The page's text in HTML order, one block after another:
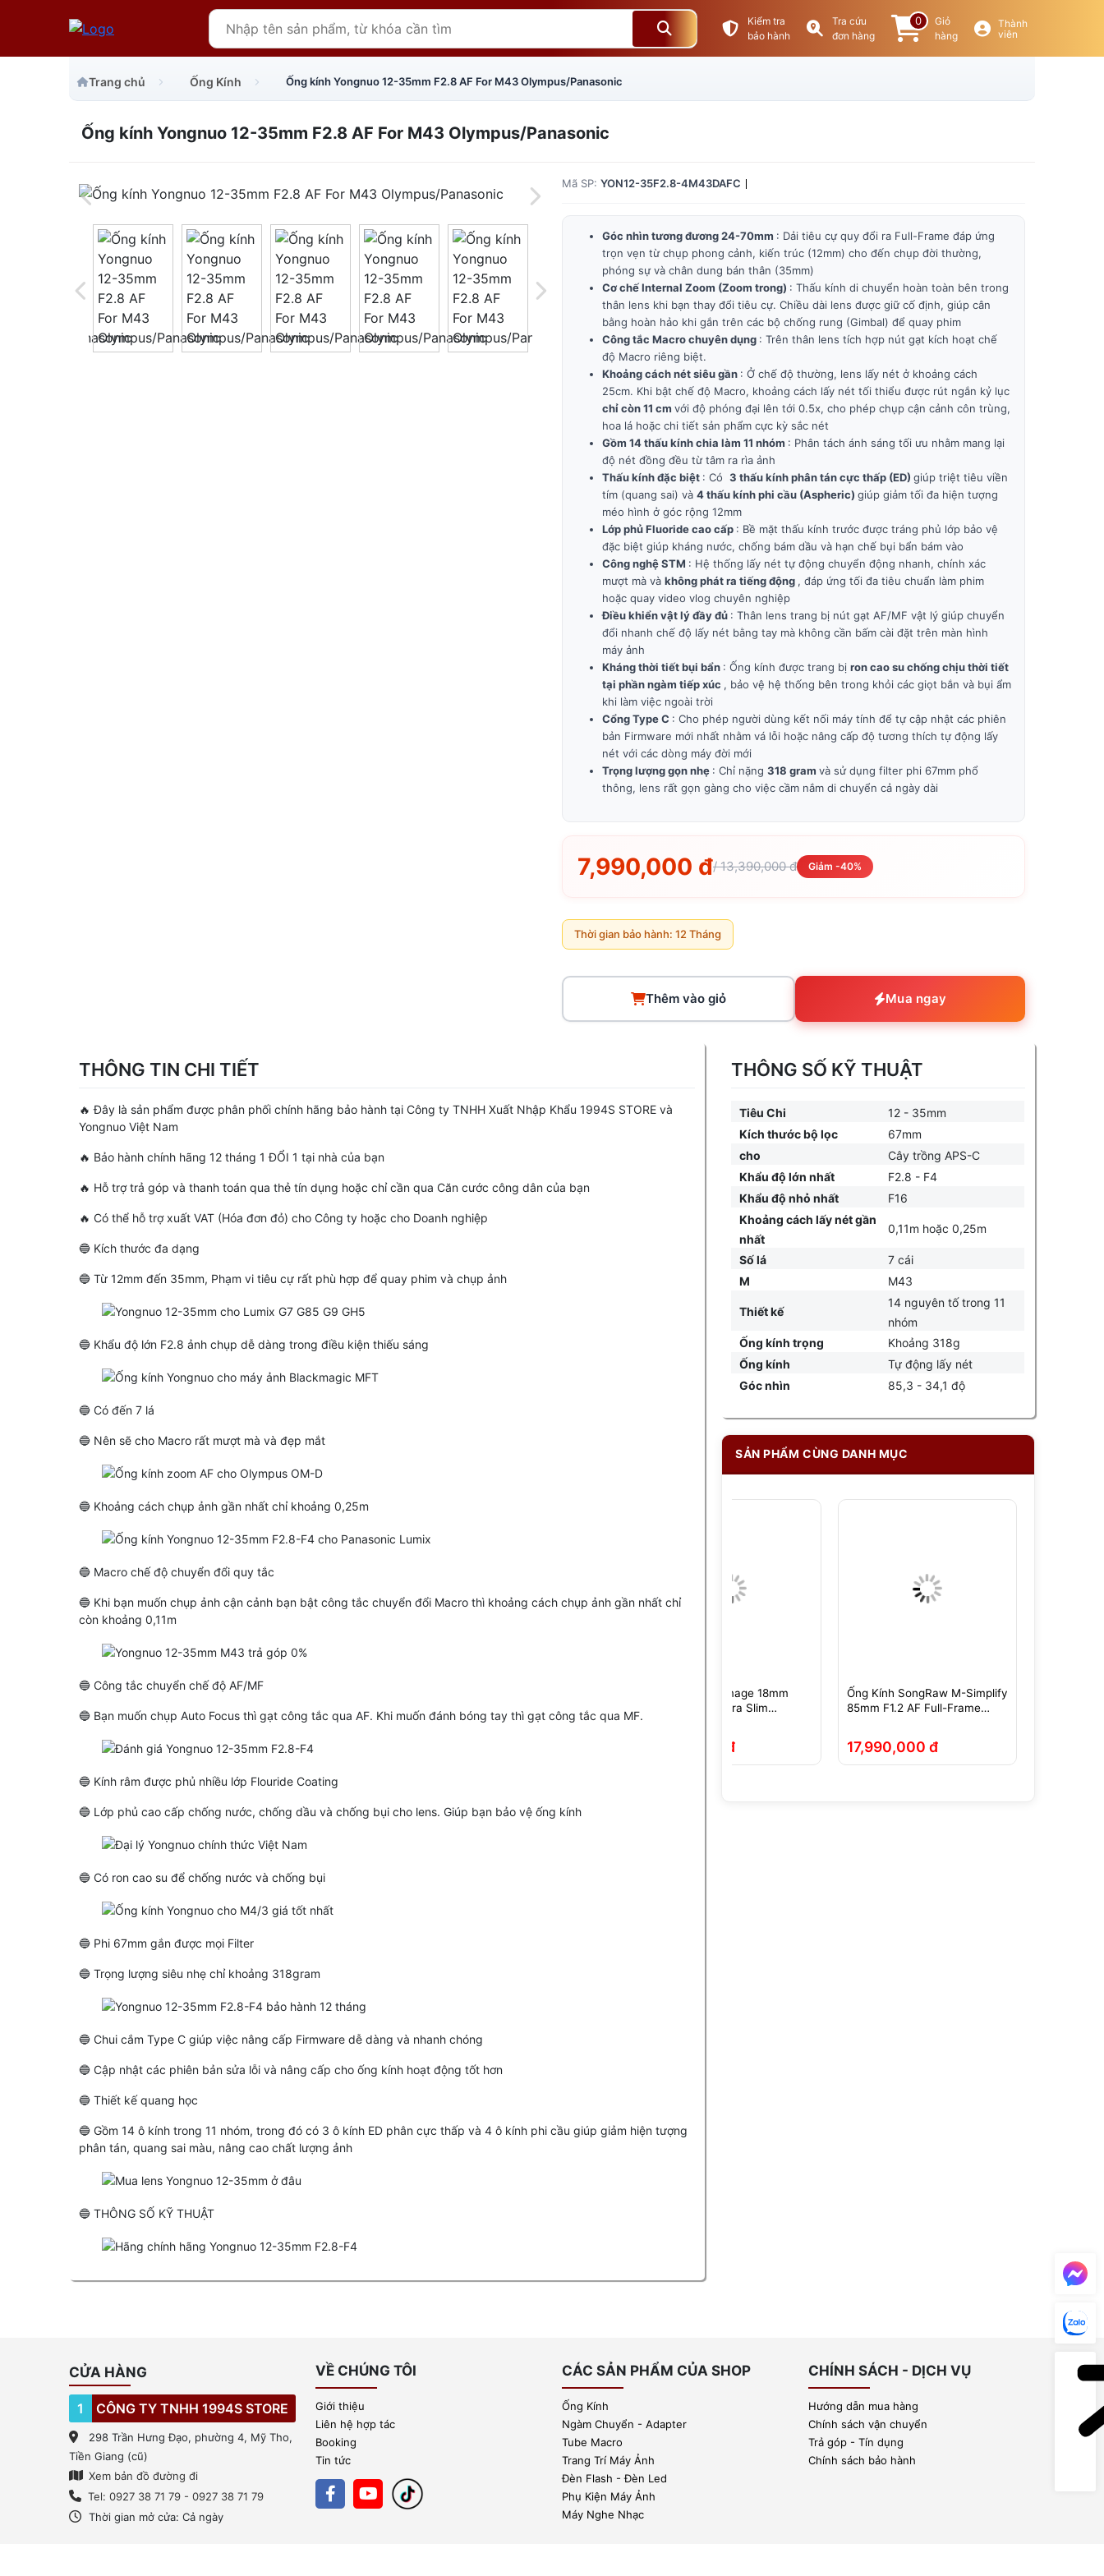
Kiểm tra
bảo hành
Tra cứu
đơn hàng
0
Giỏ
hàng
Thành
viên
Trang chủ Ống Kính Ống kính Yongnuo 12-35mm F2.8 AF For M43 Olympus/Panasonic
Ống kính Yongnuo 12-35mm F2.8 AF For M43 Olympus/Panasonic
Mã SP: YON12-35F2.8-4M43DAFC
Góc nhìn tương đương 24-70mm : Dải tiêu cự quy đổi ra Full-Frame đáp ứng
trọn vẹn từ chụp phong cảnh, kiến trúc (12mm) cho đến chụp đời thường,
phóng sự và chân dung bán thân (35mm)
Cơ chế Internal Zoom (Zoom trong) : Thấu kính di chuyển hoàn toàn bên trong
thân lens khi bạn thay đổi tiêu cự. Chiều dài lens được giữ cố định, giúp cân
bằng hoàn hảo khi gắn trên các bộ chống rung (Gimbal) để quay phim
Công tắc Macro chuyên dụng : Trên thân lens tích hợp nút gạt kích hoạt chế
độ Macro riêng biệt.
Khoảng cách nét siêu gần : Ở chế độ thường, lens lấy nét ở khoảng cách
25cm. Khi bật chế độ Macro, khoảng cách lấy nét tối thiểu được rút ngắn kỷ lục
chỉ còn 11 cm với độ phóng đại lên tới 0.5x, cho phép chụp cận cảnh côn trùng,
hoa lá hoặc chi tiết sản phẩm cực kỳ sắc nét
Gồm 14 thấu kính chia làm 11 nhóm : Phân tách ánh sáng tối ưu nhằm mang lại
độ nét đồng đều từ tâm ra rìa ảnh
Thấu kính đặc biệt : Có 3 thấu kính phân tán cực thấp (ED) giúp triệt tiêu viền
tím (quang sai) và 4 thấu kính phi cầu (Aspheric) giúp giảm tối đa hiện tượng
méo hình ở góc rộng 12mm
Lớp phủ Fluoride cao cấp : Bề mặt thấu kính trước được tráng phủ lớp bảo vệ
đặc biệt giúp kháng nước, chống bám dầu và hạn chế bụi bẩn bám vào
Công nghệ STM : Hệ thống lấy nét tự động chuyển động nhanh, chính xác
mượt mà và không phát ra tiếng động , đáp ứng tối đa tiêu chuẩn làm phim
hoặc quay video vlog chuyên nghiệp
Điều khiển vật lý đầy đủ : Thân lens trang bị nút gạt AF/MF vật lý giúp chuyển
đổi nhanh chế độ lấy nét bằng tay mà không cần bấm cài đặt trên màn hình
máy ảnh
Kháng thời tiết bụi bẩn : Ống kính được trang bị ron cao su chống chịu thời tiết
tại phần ngàm tiếp xúc , bảo vệ hệ thống bên trong khỏi các giọt bắn và bụi ẩm
khi làm việc ngoài trời
Cổng Type C : Cho phép người dùng kết nối máy tính để tự cập nhật các phiên
bản Firmware mới nhất nhằm vá lỗi hoặc nâng cấp độ tương thích tự động lấy
nét với các dòng máy đời mới
Trọng lượng gọn nhẹ : Chỉ nặng 318 gram và sử dụng filter phi 67mm phổ
thông, lens rất gọn gàng cho việc cầm nắm di chuyển cả ngày dài
7,990,000 đ/ 13,390,000 đ Giảm -40%
Thời gian bảo hành: 12 Tháng
Thêm vào giỏ Mua ngay
THÔNG TIN CHI TIẾT
🔥 Đây là sản phẩm được phân phối chính hãng bảo hành tại Công ty TNHH Xuất Nhập Khẩu 1994S STORE và
Yongnuo Việt Nam
🔥 Bảo hành chính hãng 12 tháng 1 ĐỔI 1 tại nhà của bạn
🔥 Hỗ trợ trả góp và thanh toán qua thẻ tín dụng hoặc chỉ cần qua Căn cước công dân của bạn
🔥 Có thể hỗ trợ xuất VAT (Hóa đơn đỏ) cho Công ty hoặc cho Doanh nghiệp
🔵 Kích thước đa dạng
🔵 Từ 12mm đến 35mm, Phạm vi tiêu cự rất phù hợp để quay phim và chụp ảnh
🔵 Khẩu độ lớn F2.8 ảnh chụp dễ dàng trong điều kiện thiếu sáng
🔵 Có đến 7 lá
🔵 Nên sẽ cho Macro rất mượt mà và đẹp mắt
🔵 Khoảng cách chụp ảnh gần nhất chỉ khoảng 0,25m
🔵 Macro chế độ chuyển đổi quy tắc
🔵 Khi bạn muốn chụp ảnh cận cảnh bạn bật công tắc chuyển đổi Macro thì khoảng cách chụp ảnh gần nhất chỉ
còn khoảng 0,11m
🔵 Công tắc chuyển chế độ AF/MF
🔵 Bạn muốn chụp Auto Focus thì gạt công tắc qua AF. Khi muốn đánh bóng tay thì gạt công tắc qua MF.
🔵 Kính râm được phủ nhiều lớp Flouride Coating
🔵 Lớp phủ cao cấp chống nước, chống dầu và chống bụi cho lens. Giúp bạn bảo vệ ống kính
🔵 Có ron cao su để chống nước và chống bụi
🔵 Phi 67mm gắn được mọi Filter
🔵 Trọng lượng siêu nhẹ chỉ khoảng 318gram
🔵 Chui cắm Type C giúp việc nâng cấp Firmware dễ dàng và nhanh chóng
🔵 Cập nhật các phiên bản sửa lỗi và nâng cấp cho ống kính hoạt động tốt hơn
🔵 Thiết kế quang học
🔵 Gồm 14 ô kính trong 11 nhóm, trong đó có 3 ô kính ED phân cực thấp và 4 ô kính phi cầu giúp giảm hiện tượng
phân tán, quang sai màu, nâng cao chất lượng ảnh
🔵 THÔNG SỐ KỸ THUẬT
THÔNG SỐ KỸ THUẬT
Tiêu Chi
12 - 35mm
Kích thước bộ lọc
67mm
cho
Cây trồng APS-C
Khẩu độ lớn nhất
F2.8 - F4
Khẩu độ nhỏ nhất
F16
Khoảng cách lấy nét gần
nhất
0,11m hoặc 0,25m
Số lá
7 cái
M
M43
Thiết kế
14 nguyên tố trong 11
nhóm
Ống kính trọng
Khoảng 318g
Ống kính
Tự động lấy nét
Góc nhìn
85,3 - 34,1 độ
SẢN PHẨM CÙNG DANH MỤC
Ống Kính Vistilen 85mm F1.8
Pro AF Full Frame Cho Canon
R/RF
11,990,000 đ
50mm F1.2 AF Titanium Full-
Frame Sony/Nikon Z/Leica L
15,990,000 đ
Frame Cho Leica M Và Leica
LTM (L39)
Ống Kính SG Image 18mm
F6.3 APS-C Ultra Slim
1,690,000 đ
Ống Kính SongRaw M-Simplify
85mm F1.2 AF Full-Frame
17,990,000 đ
CỬA HÀNG
1 CÔNG TY TNHH 1994S STORE
298 Trần Hưng Đạo, phường 4, Mỹ Tho,
Tiền Giang (cũ)
Xem bản đồ đường đi
Tel: 0927 38 71 79 - 0927 38 71 79
Thời gian mở cửa: Cả ngày
VỀ CHÚNG TÔI
Giới thiệu
Liên hệ hợp tác
Booking
Tin tức
CÁC SẢN PHẨM CỦA SHOP
Ống Kính
Ngàm Chuyển - Adapter
Tube Macro
Trang Trí Máy Ảnh
Đèn Flash - Đèn Led
Phụ Kiện Máy Ảnh
Máy Nghe Nhạc
CHÍNH SÁCH - DỊCH VỤ
Hướng dẫn mua hàng
Chính sách vận chuyển
Trả góp - Tín dụng
Chính sách bảo hành
Giá trên 1SP 5x0 đ
Tổng giá 0 đ